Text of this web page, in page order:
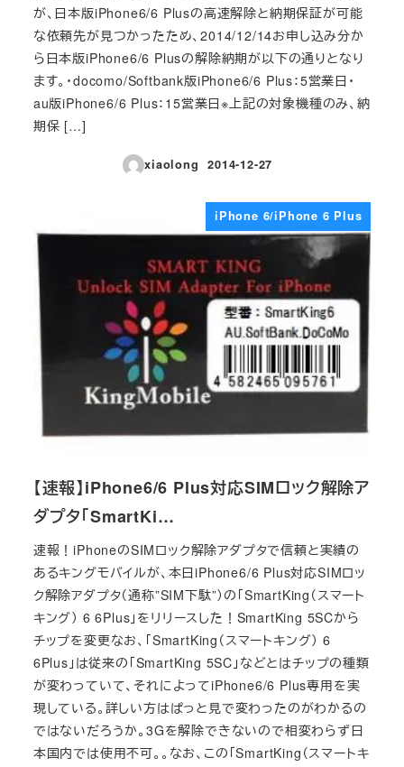
が、日本版iPhone6/6 Plusの高速解除と納期保証が可能
な依頼先が見つかったため、2014/12/14お申し込み分か
ら日本版iPhone6/6 Plusの解除納期が以下の通りとなり
ます。・docomo/Softbank版iPhone6/6 Plus：5営業日・
au版iPhone6/6 Plus：15営業日※上記の対象機種のみ、納
期保 […]
xiaolong
投稿日
2014-12-27
iPhone 6/iPhone 6 Plus
【速報】iPhone6/6 Plus対応SIMロック解除ア
ダプタ「SmartKi…
速報！iPhoneのSIMロック解除アダプタで信頼と実績の
あるキングモバイルが、本日iPhone6/6 Plus対応SIMロッ
ク解除アダプタ（通称”SIM下駄”）の「SmartKing（スマート
キング） 6 6Plus」をリリースした！SmartKing 5SCから
チップを変更なお、「SmartKing（スマートキング） 6
6Plus」は従来の「SmartKing 5SC」などとはチップの種類
が変わっていて、それによってiPhone6/6 Plus専用を実
現している。詳しい方はぱっと見で変わったのがわかるの
ではないだろうか。3Gを解除できないので相変わらず日
本国内では使用不可。。なお、この「SmartKing（スマートキ